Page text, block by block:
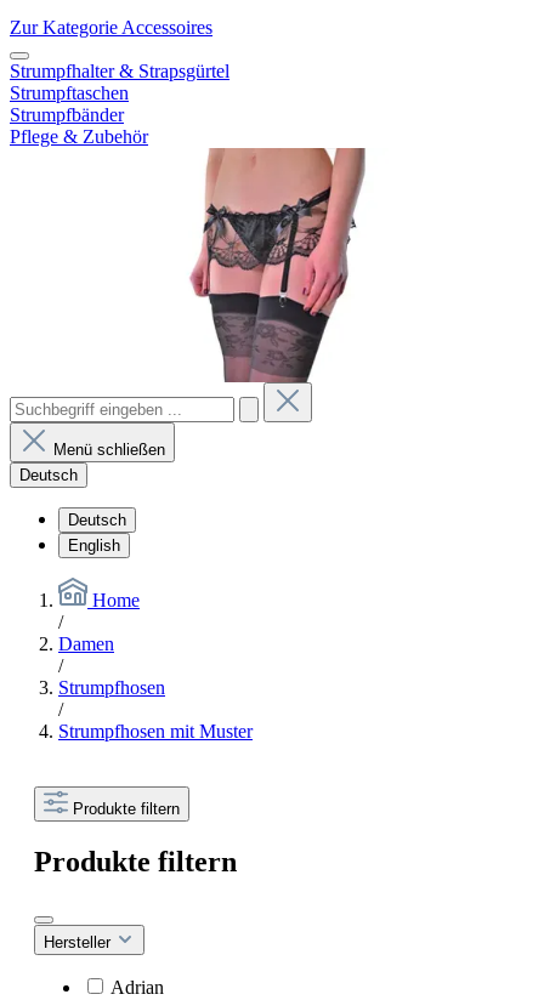
Zur Kategorie Accessoires
Strumpfhalter & Strapsgürtel
Strumpftaschen
Strumpfbänder
Pflege & Zubehör
Menü schließen
Deutsch
Deutsch
English
Home
/
Damen
/
Strumpfhosen
/
Strumpfhosen mit Muster
Produkte filtern
Produkte filtern
Hersteller
Adrian